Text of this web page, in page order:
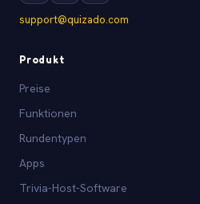
support@quizado.com
Produkt
Preise
Funktionen
Rundentypen
Apps
Trivia-Host-Software